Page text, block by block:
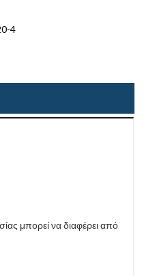
4
μπορεί να διαφέρει από